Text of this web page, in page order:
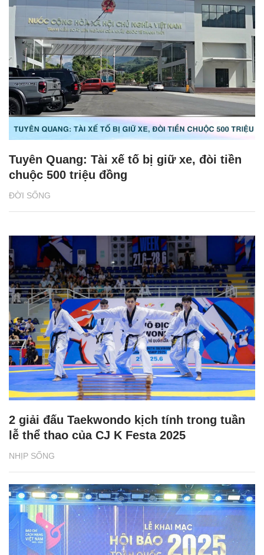
ĐỜI SỐNG
Tuyên Quang: Tài xế tố bị giữ xe, đòi tiền
chuộc 500 triệu đồng
NHỊP SỐNG
2 giải đấu Taekwondo kịch tính trong tuần
lễ thể thao của CJ K Festa 2025